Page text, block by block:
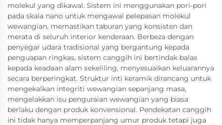
molekul yang dikawal. Sistem ini menggunakan pori-pori
pada skala nano untuk mengawal pelepasan molekul
wewangian, memastikan taburan yang konsisten dan
merata di seluruh interior kenderaan. Berbeza dengan
penyegar udara tradisional yang bergantung kepada
penguapan ringkas, sistem canggih ini bertindak balas
kepada keadaan alam sekeliling, menyesuaikan keluarannya
secara berperingkat. Struktur inti keramik dirancang untuk
mengekalkan integriti wewangian sepanjang masa,
mengelakkan isu penguraian wewangian yang biasa
berlaku dengan produk konvensional. Pendekatan canggih
ini tidak hanya memperpanjang umur produk tetapi juga